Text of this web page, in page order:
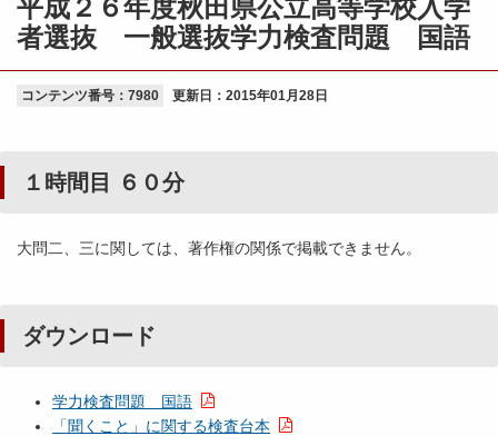
平成２６年度秋田県公立高等学校入学
者選抜 一般選抜学力検査問題 国語
コンテンツ番号：7980 更新日： 2015年01月28日
１時間目 ６０分
大問二、三に関しては、著作権の関係で掲載できません。
ダウンロード
学力検査問題 国語
「聞くこと」に関する検査台本